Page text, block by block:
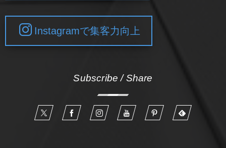
Instagramで集客力向上
Subscribe / Share